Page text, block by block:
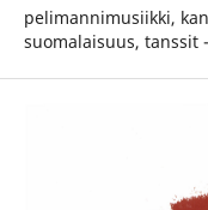
pelimannimusiikki,
suomalaisuus, tanssit